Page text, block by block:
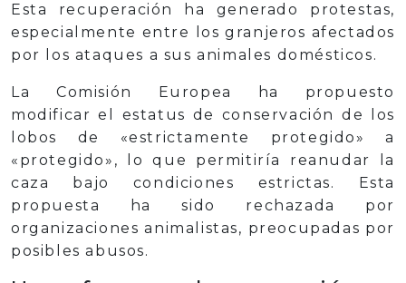
Esta recuperación ha generado protestas,
especialmente entre los granjeros afectados
por los ataques a sus animales domésticos.
La Comisión Europea ha propuesto
modificar el estatus de conservación de los
lobos de «estrictamente protegido» a
«protegido», lo que permitiría reanudar la
caza bajo condiciones estrictas. Esta
propuesta ha sido rechazada por
organizaciones animalistas, preocupadas por
posibles abusos.